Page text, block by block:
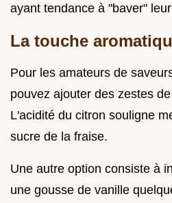
ayant tendance à "baver"
La touche
Pour les amateurs de
pouvez ajouter des zestes
L'acidité du citron souligne
sucre de la fraise.
Une autre option consiste à
une gousse de vanille